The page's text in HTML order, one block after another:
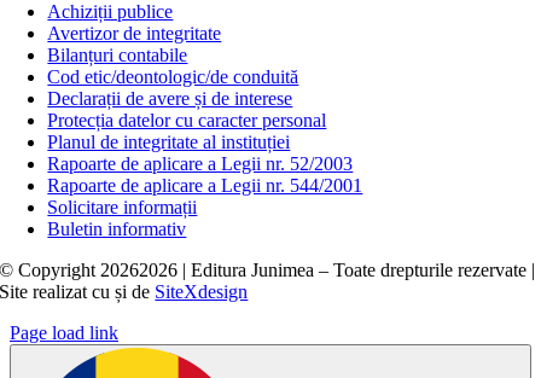
Achiziții publice
Avertizor de integritate
Bilanțuri contabile
Cod etic/deontologic/de conduită
Declarații de avere și de interese
Protecția datelor cu caracter personal
Planul de integritate al instituției
Rapoarte de aplicare a Legii nr. 52/2003
Rapoarte de aplicare a Legii nr. 544/2001
Solicitare informații
Buletin informativ
© Copyright 20262026 | Editura Junimea – Toate drepturile rezervate |
Site realizat cușide SiteXdesign
Page load link